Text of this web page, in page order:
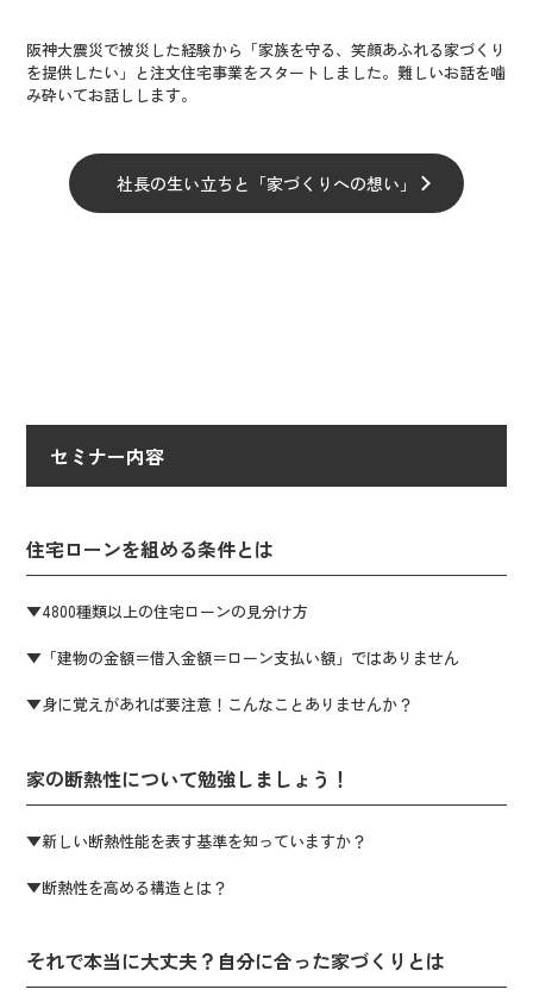
阪神大震災で被災した経験から「家族を守る、笑顔あふれる家づくり
を提供したい」と注文住宅事業をスタートしました。難しいお話を噛
み砕いてお話しします。
社長の生い立ちと「家づくりへの想い」
セミナー内容
住宅ローンを組める条件とは
▼4800種類以上の住宅ローンの見分け方
▼「建物の金額＝借入金額＝ローン支払い額」ではありません
▼身に覚えがあれば要注意！こんなことありませんか？
家の断熱性について勉強しましょう！
▼新しい断熱性能を表す基準を知っていますか？
▼断熱性を高める構造とは？
それで本当に大丈夫？自分に合った家づくりとは